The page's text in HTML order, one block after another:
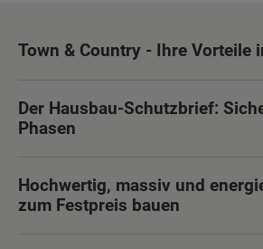
Town & Country - Ihre Vorteile
Der Hausbau-Schutzbrief:
Phasen
Hochwertig, massiv und
zum Festpreis bauen